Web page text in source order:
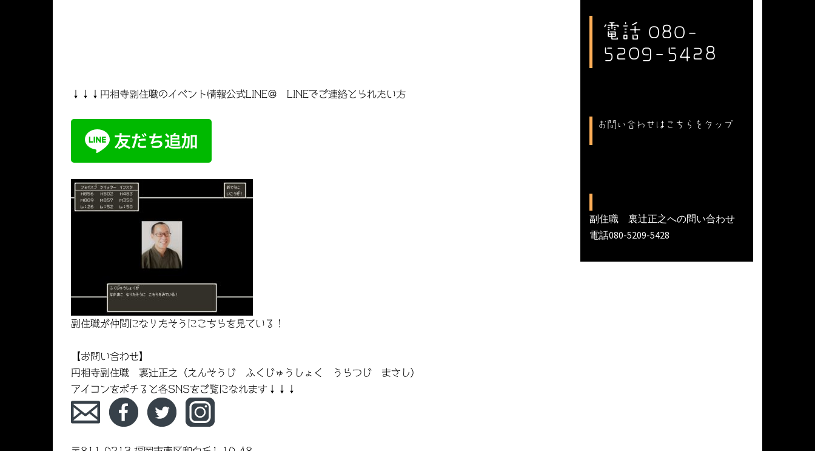
↓↓↓円相寺副住職のイベント情報公式LINE＠ LINEでご連絡とられたい方
副住職が仲間になりたそうにこちらを見ている！
【お問い合わせ】
円相寺副住職 裏辻正之（えんそうじ ふくじゅうしょく うらつじ まさし）
アイコンをポチると各SNSをご覧になれます↓↓↓
電話 080-
5209-5428
お問い合わせはこちらをタップ
副住職 裏辻正之への問い合わせ
電話080-5209-5428